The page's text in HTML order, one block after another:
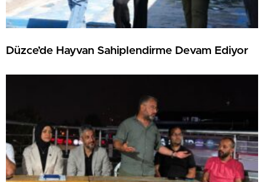
Düzce’de Hayvan Sahiplendirme Devam Ediyor